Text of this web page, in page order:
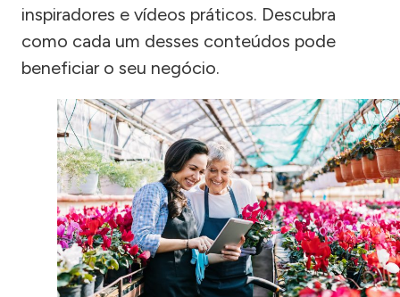
inspiradores e vídeos práticos. Descubra
como cada um desses conteúdos pode
beneficiar o seu negócio.